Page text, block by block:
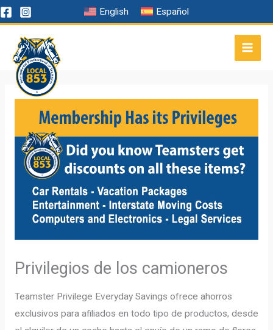
Ir
al
contenido
English Español
Privilegios de los camioneros
Teamster Privilege Everyday Savings ofrece ahorros
exclusivos para afiliados en todo tipo de productos, desde